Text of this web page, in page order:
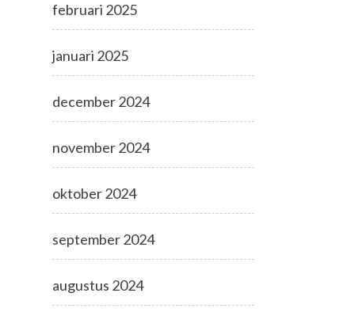
februari 2025
januari 2025
december 2024
november 2024
oktober 2024
september 2024
augustus 2024